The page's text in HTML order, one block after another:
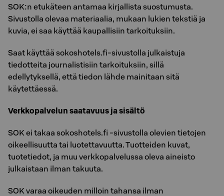
SOK:n etukäteen antamaa kirjallista suostumusta.
Sivustolla olevaa materiaalia, mukaan lukien tekstiä ja
kuvia, ei saa käyttää kaupallisiin tarkoituksiin.
Saat käyttää sokoshotels.fi-sivustolla julkaistuja
tiedotteita journalistisiin tarkoituksiin, sillä
edellytyksellä, että tiedon lähde mainitaan sitä
käytettäessä.
Verkkopalvelun saatavuus ja sisältö
SOK ei takaa sokoshotels.fi -sivustolla olevien tietojen
oikeellisuutta tai luotettavuutta. Tuotteiden kuvat,
tuotetiedot, ja muu verkkopalvelussa oleva aineisto
julkaistaan ilman takuuta.
SOK varaa oikeuden milloin tahansa ilman